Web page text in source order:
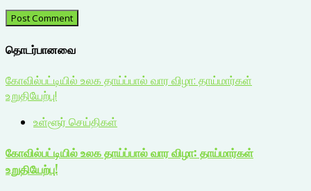
தொடர்பானவை
கோவில்பட்டியில் உலக தாய்ப்பால் வார விழா: தாய்மார்கள்
உறுதியேற்பு!
உள்ளூர் செய்திகள்
கோவில்பட்டியில் உலக தாய்ப்பால் வார விழா: தாய்மார்கள்
உறுதியேற்பு!